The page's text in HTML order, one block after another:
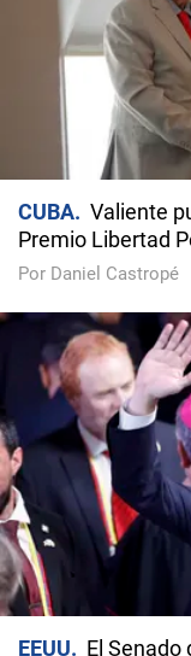
CUBA
Valiente
Premio Libertad
Por Daniel Castropé
EEUU
El Senado